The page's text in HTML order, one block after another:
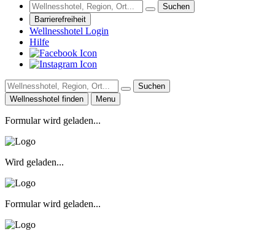
Suchen
Barrierefreiheit
Wellnesshotel Login
Hilfe
Suchen
Wellnesshotel finden
Menu
Formular wird geladen...
Wird geladen...
Formular wird geladen...